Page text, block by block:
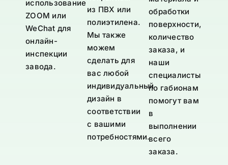
использование
ZOOM или
WeChat для
онлайн-
инспекции
завода.
из ПВХ или
полиэтилена.
Мы также
можем
сделать для
вас любой
индивидуальный
дизайн в
соответствии
с вашими
потребностями.
обработки
поверхности,
количество
заказа, и
наши
специалисты
по габионам
помогут вам
в
выполнении
всего
заказа.